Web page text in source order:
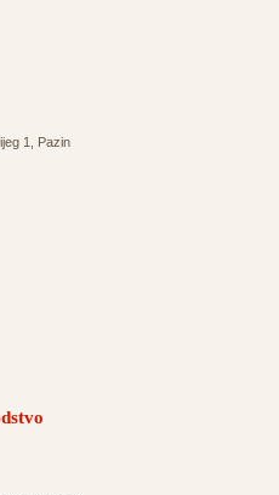
1, Pazin